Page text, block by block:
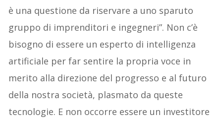
è una questione da riservare a uno sparuto
gruppo di imprenditori e ingegneri”. Non c’è
bisogno di essere un esperto di intelligenza
artificiale per far sentire la propria voce in
merito alla direzione del progresso e al futuro
della nostra società, plasmato da queste
tecnologie. E non occorre essere un investitore